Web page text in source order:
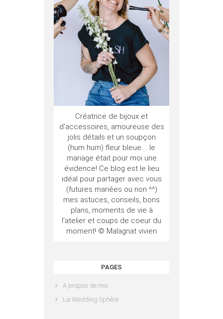
Créatrice de bijoux et
d'accessoires, amoureuse des
jolis détails et un soupçon
(hum hum) fleur bleue.... le
mariage était pour moi une
évidence! Ce blog est le lieu
idéal pour partager avec vous
(futures mariées ou non ^^)
mes astuces, conseils, bons
plans, moments de vie à
l'atelier et coups de coeur du
moment! © Malagnat vivien
PAGES
A propos de moi
La Wedding Sphère